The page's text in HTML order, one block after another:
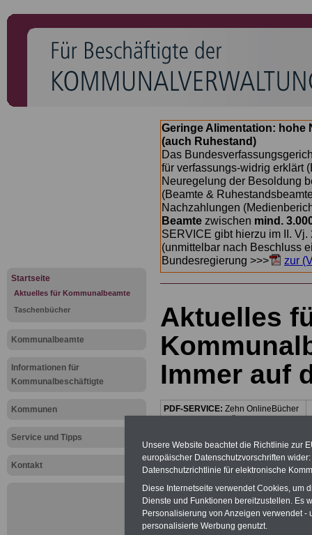
Startseite
Aktuelles für Kommunalbeamte
Taschenbücher
Kommunalbeamte
Informationen für
Kommunalbeschäftigte
Kommunen
Service und Tipps
Kontakt
Geringe Alimentation: hohe
(auch Ruhestand)
Das
für verfassungs-widrig erklärt
Neuregelung der Besoldung
(Beamte &
Nachzahlungen
Beamte zwischen mind.
SERVICE gibt hierzu im II.
(unmittelbar nach Beschluss
Bundesregierung >>>
zur
Aktuelles
Immer auf
PDF-SERVICE: Zehn OnlineBücher
15 Euro im Jahr - auch für
Beschäftigte der kommunalen
Verwaltunggeeignet. Sie können
alle Bücher und eBooks
herunterladen, lesen und
ausdrucken: Wissenswertes zum
Beamtenrecht, Beihilfe,
Beamtenversorgung,
Tarifrecht
Nebentätig-keitsrecht, Berufseinstieg
Unsere Website beachtet die Richtlinie zur
europäischer Datenschutzvorschriften
Datenschutzrichtlinie für elektronische
Diese Internetseite verwendet Cookies, um
Dienste und Funktionen bereitzustellen. Es
Personalisierung von Anzeigen verwendet
personalisierte Werbung genutzt.